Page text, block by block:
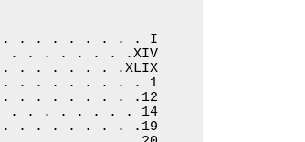
. . . . . . . . . . I
. . . . . . . . . .XIV
. . . . . . . . . . .XLIX
. . . . . . . . . . . 1
. . . . . . . . . . . .12
. . . . . . . . . . . . 14
. . . . . . . . . . . .19